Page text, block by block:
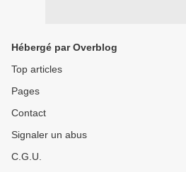
Hébergé par Overblog
Top articles
Pages
Contact
Signaler un abus
C.G.U.